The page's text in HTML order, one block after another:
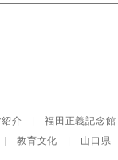
介 |福田正義記念館
|教育文化 山口県